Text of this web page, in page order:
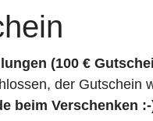
(100 €
der Gutschein
beim Verschenken :-